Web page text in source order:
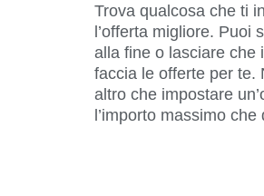
Trova qualcosa che ti
l’offerta migliore. Puoi
alla fine o lasciare che
faccia le offerte per te.
altro che impostare
l’importo massimo